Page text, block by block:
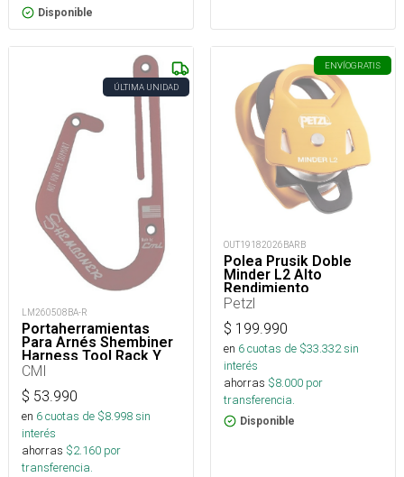
Disponible
ÚLTIMA UNIDAD
LM260508BA-R
Portaherramientas
Para Arnés Shembiner
Harness Tool Rack Y
Arborismo
CMI
$ 53.990
en 6cuotas de $8.998sin
interés
ahorras $2.160 por
transferencia.
ENVÍOGRATIS
OUT19182026BARB
Polea Prusik Doble
Minder L2 Alto
Rendimiento
Petzl
$ 199.990
en 6cuotas de $33.332sin
interés
ahorras $8.000 por
transferencia.
Disponible